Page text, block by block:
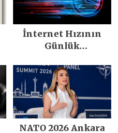
İnternet Hızının
Günlük
Etkisi Nedir?
NATO 2026 Ankara